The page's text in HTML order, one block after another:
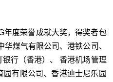
年度荣誉成就大奖，得奖者包
煤气有限公司、港铁公司、
行（香港）、 香港机场管理
有限公司、香港迪士尼乐园